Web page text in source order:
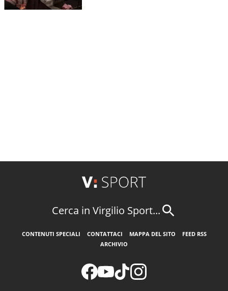
Cerca in Virgilio Sport...
CONTENUTI SPECIALI CONTATTACI MAPPA DEL SITO
FEED RSS
ARCHIVIO